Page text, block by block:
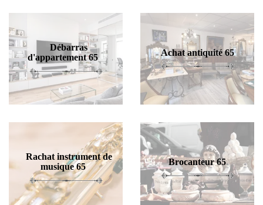
Débarras
d'appartement 65
Achat antiquité 65
Rachat instrument de
musique 65
Brocanteur 65